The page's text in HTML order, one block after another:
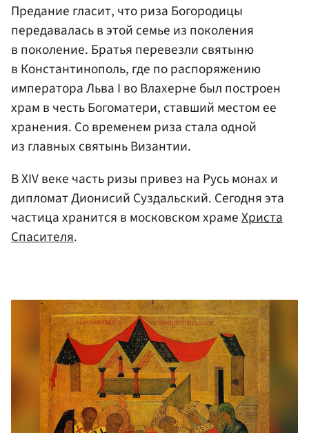
Предание гласит, что риза Богородицы
передавалась в этой семье из поколения
в поколение. Братья перевезли святыню
в Константинополь, где по распоряжению
императора Льва I во Влахерне был построен
храм в честь Богоматери, ставший местом ее
хранения. Со временем риза стала одной
из главных святынь Византии.
В XIV веке часть ризы привез на Русь монах и
дипломат Дионисий Суздальский. Сегодня эта
частица хранится в московском храмеХриста
Спасителя.